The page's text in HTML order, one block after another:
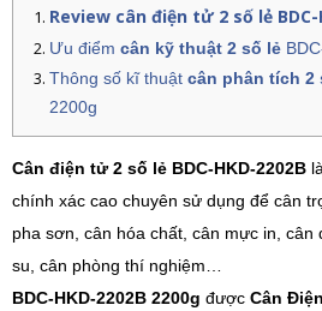
Review cân điện tử 2 số lẻ BDC-
Ưu điểm cân kỹ thuật 2 số lẻ
Thông số kĩ thuật cân phân tích 2
2200g
Cân điện tử 2 số lẻ BDC-HKD-2202B
chính xác cao chuyên sử dụng để cân
pha sơn, cân hóa chất, cân mực in, cân
su, cân phòng thí nghiệm…
BDC-HKD-2202B 2200g được Cân